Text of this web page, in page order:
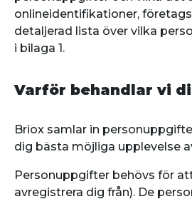
onlineidentifikationer,
detaljerad lista över vilka
i bilaga 1.
Varför behandlar vi
Briox samlar in
dig bästa möjliga upplevelse
Personuppgifter behövs för
avregistrera dig från). De